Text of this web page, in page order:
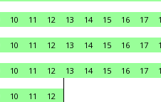
10 11 12 13 14 15 16 17
10 11 12 13 14 15 16 17
10 11 12 13 14 15 16 17
10 11 12